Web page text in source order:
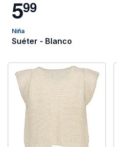
599
Niña
Suéter - Blanco